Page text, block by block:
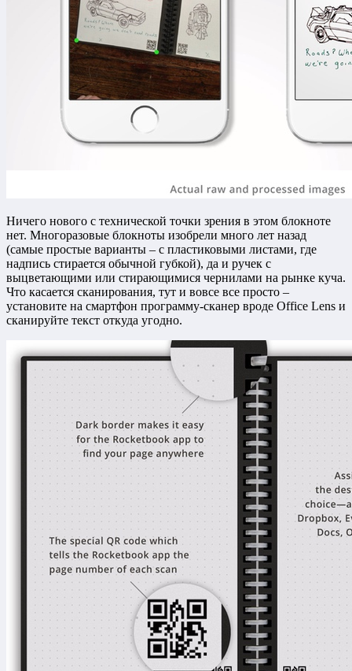
Ничего нового с технической точки зрения в этом блокноте
нет. Многоразовые блокноты изобрели много лет назад
(самые простые варианты – с пластиковыми листами, где
надпись стирается обычной губкой), да и ручек с
выцветающими или стирающимися чернилами на рынке куча.
Что касается сканирования, тут и вовсе все просто –
установите на смартфон программу-сканер вроде Office Lens и
сканируйте текст откуда угодно.